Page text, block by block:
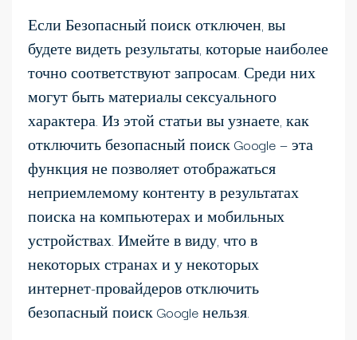
Если Безопасный поиск отключен, вы
будете видеть результаты, которые наиболее
точно соответствуют запросам. Среди них
могут быть материалы сексуального
характера. Из этой статьи вы узнаете, как
отключить безопасный поиск Google — эта
функция не позволяет отображаться
неприемлемому контенту в результатах
поиска на компьютерах и мобильных
устройствах. Имейте в виду, что в
некоторых странах и у некоторых
интернет-провайдеров отключить
безопасный поиск Google нельзя.